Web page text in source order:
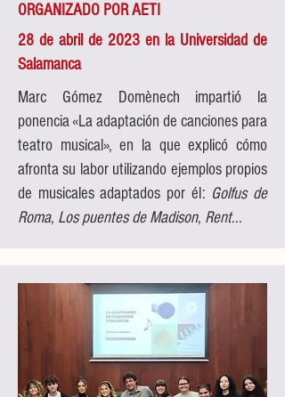
ORGANIZADO POR AETI
28 de abril de 2023 en la Universidad de
Salamanca
Marc Gómez Domènech impartió la
ponencia «La adaptación de canciones para
teatro musical», en la que explicó cómo
afronta su labor utilizando ejemplos propios
de musicales adaptados por él: Golfus de
Roma, Los puentes de Madison, Rent...